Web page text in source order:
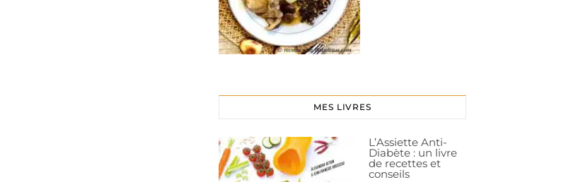
MES LIVRES
L’Assiette Anti-
Diabète : un livre
de recettes et
conseils